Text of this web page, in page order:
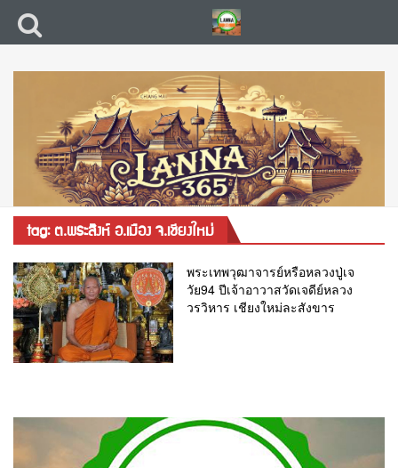
tag: ต.พระสิงห์ อ.เมือง จ.เชียงใหม่
พระเทพวุฒาจารย์หรือหลวงปู่เจ
วัย94 ปีเจ้าอาวาสวัดเจดีย์หลวง
วรวิหาร เชียงใหม่ละสังขาร